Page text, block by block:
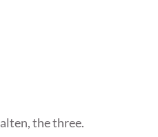
the three.